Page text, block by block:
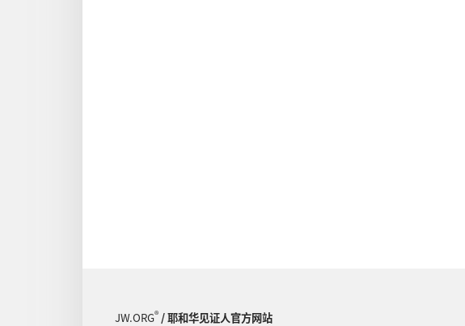
JW.ORG®/ 耶和华见证人官方网站